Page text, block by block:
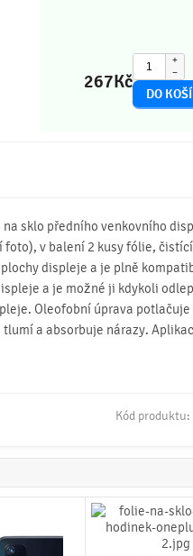
267Kč
+
−
sklo předního venkovního
v balení 2 kusy fólie,
displeje a je plně
a je možné ji kdykoli
Oleofobní úprava potlačuje
a absorbuje nárazy.
Kód produktu: